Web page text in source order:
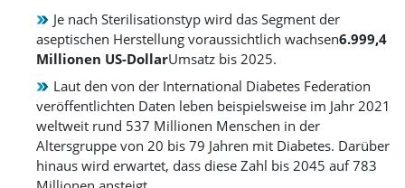
Je nach Sterilisationstyp wird das Segment der
aseptischen Herstellung voraussichtlich wachsen6.999,4
Millionen US-DollarUmsatz bis 2025.
Laut den von der International Diabetes Federation
veröffentlichten Daten leben beispielsweise im Jahr 2021
weltweit rund 537 Millionen Menschen in der
Altersgruppe von 20 bis 79 Jahren mit Diabetes. Darüber
hinaus wird erwartet, dass diese Zahl bis 2045 auf 783